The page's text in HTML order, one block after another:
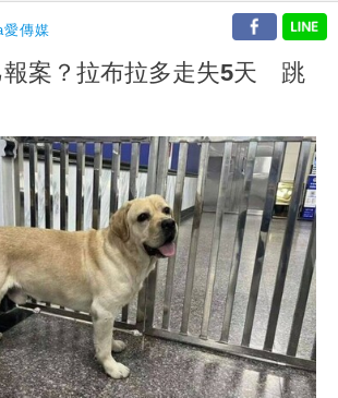
傳媒
報案？拉布拉多走失5天 跳